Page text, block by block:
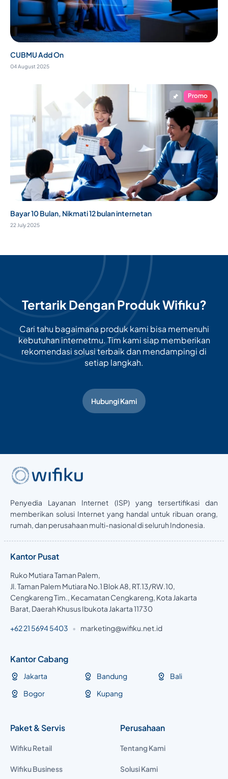
CUBMU Add On
04 August 2025
Promo
Bayar 10 Bulan, Nikmati 12 bulan internetan
22 July 2025
Tertarik Dengan Produk Wifiku?
Cari tahu bagaimana produk kami bisa memenuhi
kebutuhan internetmu. Tim kami siap memberikan
rekomendasi solusi terbaik dan mendampingi di
setiap langkah.
Hubungi Kami
Penyedia Layanan Internet (ISP) yang tersertifikasi dan
memberikan solusi Internet yang handal untuk ribuan orang,
rumah, dan perusahaan multi-nasional di seluruh Indonesia.
Kantor Pusat
Ruko Mutiara Taman Palem,
Jl. Taman Palem Mutiara No.1 Blok A8, RT.13/RW.10,
Cengkareng Tim., Kecamatan Cengkareng, Kota Jakarta
Barat, Daerah Khusus Ibukota Jakarta 11730
+62 21 5694 5403 • marketing@wifiku.net.id
Kantor Cabang
Jakarta
Bogor
Bandung
Kupang
Bali
Paket & Servis
Wifiku Retail
Wifiku Business
Perusahaan
Tentang Kami
Solusi Kami